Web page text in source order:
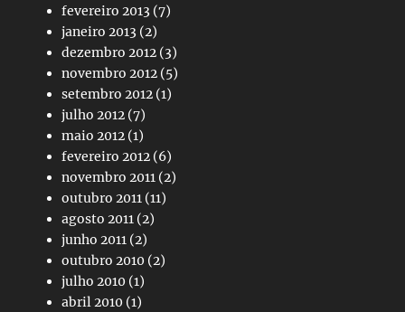
fevereiro 2013 (7)
janeiro 2013 (2)
dezembro 2012 (3)
novembro 2012 (5)
setembro 2012 (1)
julho 2012 (7)
maio 2012 (1)
fevereiro 2012 (6)
novembro 2011 (2)
outubro 2011 (11)
agosto 2011 (2)
junho 2011 (2)
outubro 2010 (2)
julho 2010 (1)
abril 2010 (1)